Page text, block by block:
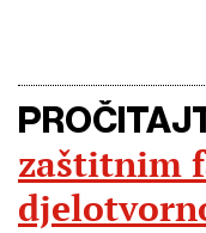
zaštitnim